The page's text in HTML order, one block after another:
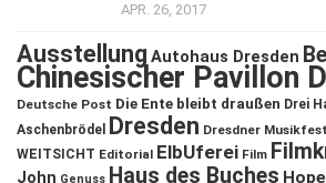
APR. 26, 2017
Ausstellung Autohaus Dresden
Chinesischer Pavillon
Deutsche Post Die Ente bleibt draußen Drei
Aschenbrödel
Dresden Dresdner
WEITSICHT Editorial ElbUferei Film
John Genuss Haus des Buches